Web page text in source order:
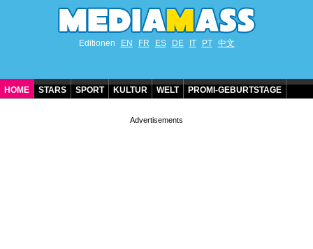
Editionen EN FR ES DE IT PT 中文
HOME STARS SPORT KULTUR WELT PROMI-GEBURTSTAGE